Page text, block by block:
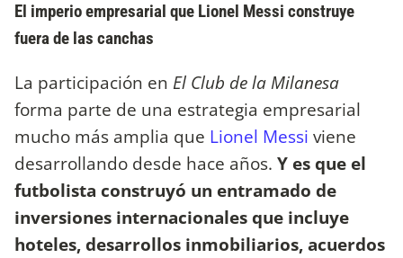
El imperio empresarial que Lionel Messi construye
fuera de las canchas
La participación en El Club de la Milanesa
forma parte de una estrategia empresarial
mucho más amplia que Lionel Messi viene
desarrollando desde hace años. Y es que el
futbolista construyó un entramado de
inversiones internacionales que incluye
hoteles, desarrollos inmobiliarios, acuerdos